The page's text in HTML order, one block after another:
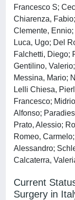
Francesco S;
Chiarenza,
Clemente,
Luca, Ugo; Del
Falchetti, Diego;
Gentilino,
Messina, Mario;
Lelli Chiesa,
Francesco;
Alfonso;
Prato, Alessio;
Romeo,
Alessandro;
Calcaterra,
Current
Surgery in